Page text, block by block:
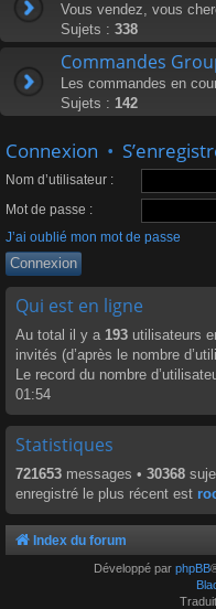
Vous vendez, vous
Sujets : 338
Commandes
Les commandes en
Sujets : 142
Connexion •
Nom d’utilisateur :
Mot de passe :
J’ai oublié mon mot de passe
Qui est en ligne
Au total il y a 193 utilisateurs
invités (d’après le nombre
Le record du nombre
01:54
Statistiques
721653 messages • 30368
enregistré le plus récent est
Index du forum
Développé par phpBB